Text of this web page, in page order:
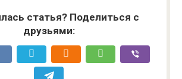
статья? Поделиться с
друзьями: